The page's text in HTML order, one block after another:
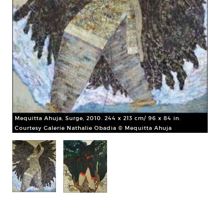
Mequitta Ahuja, Surge, 2010. 244 x 213 cm/ 96 x 84 in.
Courtesy Galerie Nathalie Obadia © Mequitta Ahuja